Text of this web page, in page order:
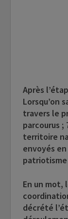
Après
Lorsqu’on
travers le
parcourus ;
territoire
envoyés
En un mot,
décrété